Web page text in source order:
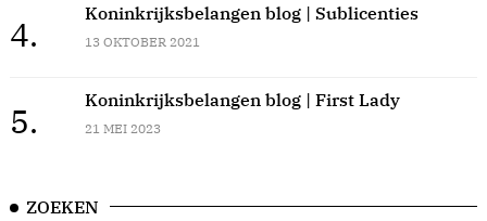
4.
Koninkrijksbelangen blog | Sublicenties
13 OKTOBER 2021
5.
Koninkrijksbelangen blog | First Lady
21 MEI 2023
ZOEKEN